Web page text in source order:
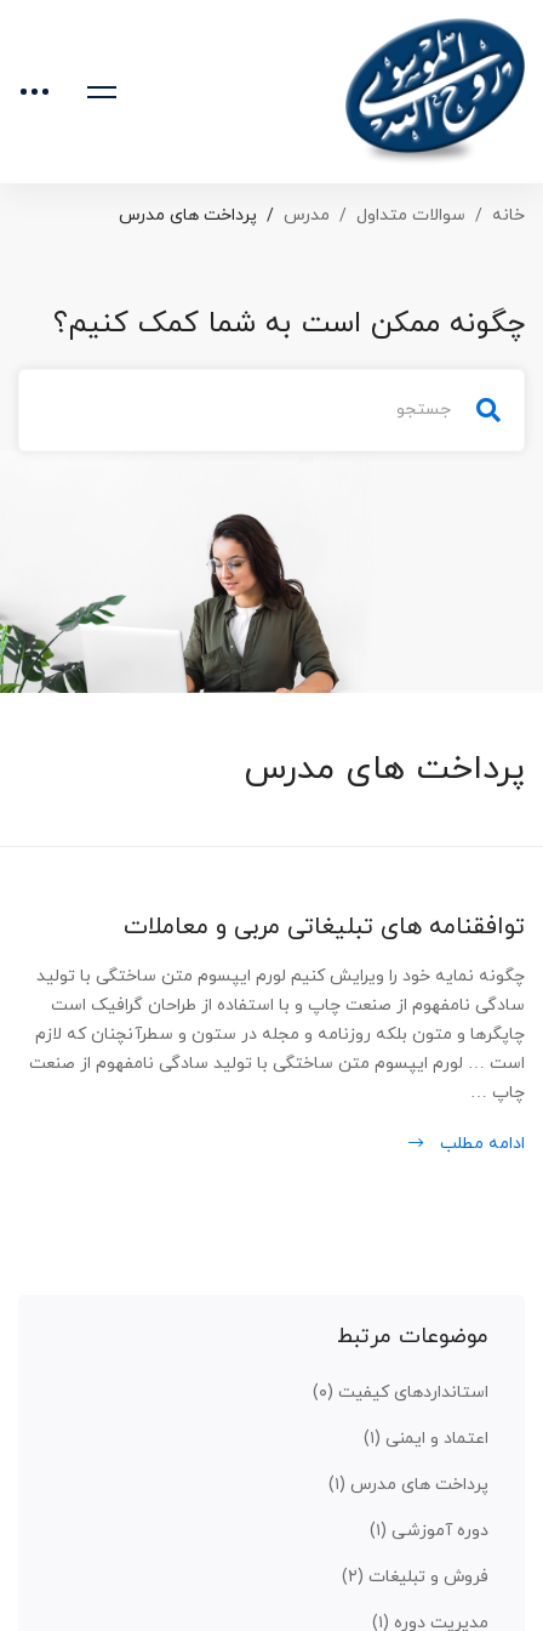
خانه سوالات متداول مدرس پرداخت های مدرس
چگونه ممکن است به شما کمک کنیم؟
برای:
پرداخت های مدرس
توافقنامه های تبلیغاتی مربی و معاملات
چگونه نمایه خود را ویرایش کنیم لورم ایپسوم متن ساختگی با تولید
سادگی نامفهوم از صنعت چاپ و با استفاده از طراحان گرافیک است
چاپگرها و متون بلکه روزنامه و مجله در ستون و سطرآنچنان که لازم
است … لورم ایپسوم متن ساختگی با تولید سادگی نامفهوم از صنعت
چاپ …
ادامه مطلب
موضوعات مرتبط
استانداردهای کیفیت (۰)
اعتماد و ایمنی (۱)
پرداخت های مدرس (۱)
دوره آموزشی (۱)
فروش و تبلیغات (۲)
مدیریت دوره (۱)